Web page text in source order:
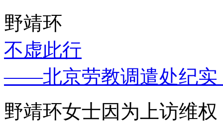
野靖环
不虚此行
——北京劳教调遣处纪实
野靖环女士因为上访维